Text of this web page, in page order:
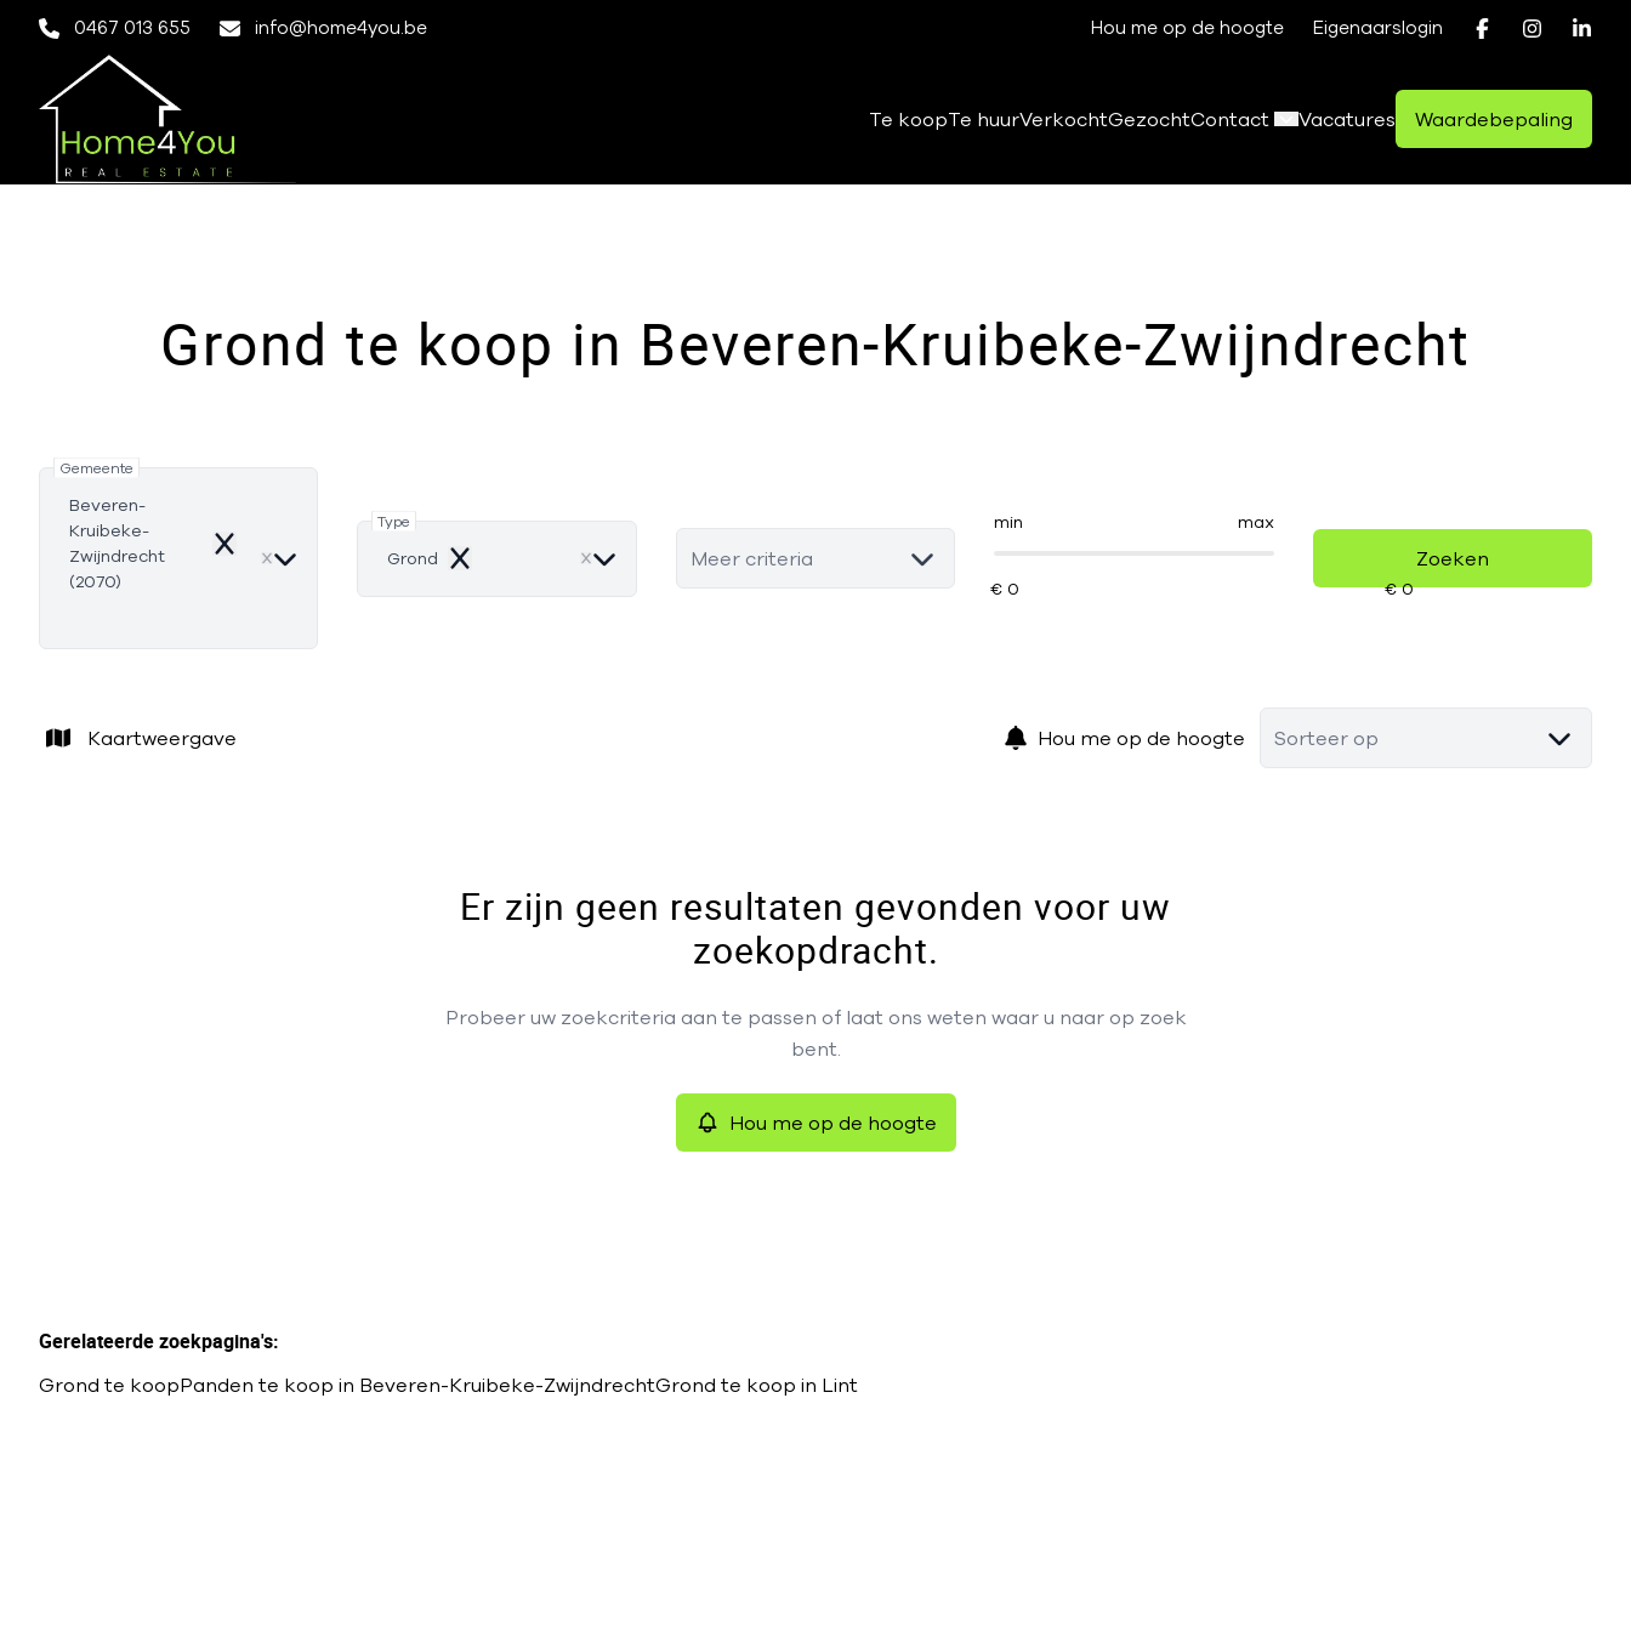
Ga naar hoofdinhoud
0467 013 655 info@home4you.be Hou me op de hoogte Eigenaarslogin
Te koopTe huurVerkochtGezochtContact Vacatures Waardebepaling
Grond te koop in Beveren-Kruibeke-Zwijndrecht
Gemeente
Beveren-
Kruibeke-
Zwijndrecht
(2070)
Remove
Type
Grond
Remove Meer criteria
min max
Zoeken
Kaartweergave Hou me op de hoogte Sorteer op
Er zijn geen resultaten gevonden voor uw
zoekopdracht.
Probeer uw zoekcriteria aan te passen of laat ons weten waar u naar op zoek
bent.
Hou me op de hoogte
Gerelateerde zoekpagina's:
Grond te koopPanden te koop in Beveren-Kruibeke-ZwijndrechtGrond te koop in Lint